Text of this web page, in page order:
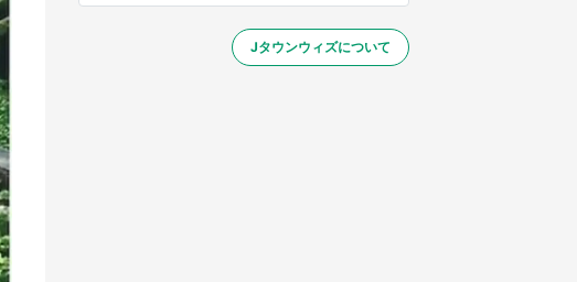
Jタウンウィズについて